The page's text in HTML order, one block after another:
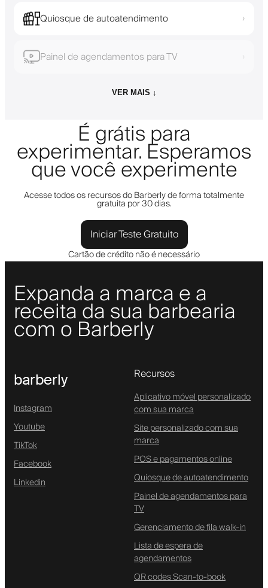
Quiosque de autoatendimento ›
Painel de agendamentos para TV ›
VER MAIS ↓
É grátis para
experimentar. Esperamos
que você experimente
Acesse todos os recursos do Barberly de forma totalmente
gratuita por 30 dias.
Iniciar Teste Gratuito
Cartão de crédito não é necessário
Expanda a marca e a
receita da sua barbearia
com o Barberly
barberly
Instagram
Youtube
TikTok
Facebook
Linkedin
Recursos
Aplicativo móvel personalizado
com sua marca
Site personalizado com sua
marca
POS e pagamentos online
Quiosque de autoatendimento
Painel de agendamentos para
TV
Gerenciamento de fila walk-in
Lista de espera de
agendamentos
QR codes Scan-to-book